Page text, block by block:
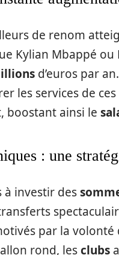
de renom
Kylian Mbappé
d’euros par
les services de
boostant ainsi le
: une
à investir des
par la
rond, lesclubs